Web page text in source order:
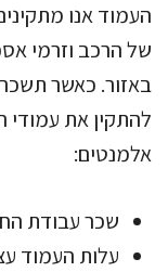
העמוד אנו
של הרכב וזרמי
באזור. כאשר
להתקין את
אלמנטים:
שכר עבודת